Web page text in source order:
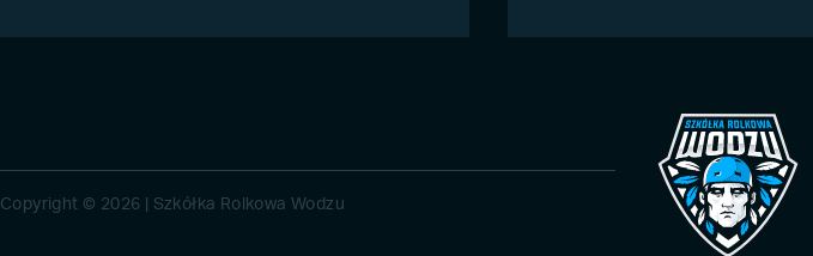
Copyright © 2026 | Szkółka Rolkowa Wodzu